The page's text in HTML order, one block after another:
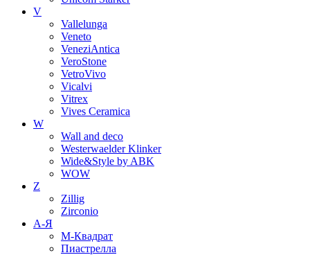
V
Vallelunga
Veneto
VeneziAntica
VeroStone
VetroVivo
Vicalvi
Vitrex
Vives Ceramica
W
Wall and deco
Westerwaelder Klinker
Wide&Style by ABK
WOW
Z
Zillig
Zirconio
А-Я
М-Квадрат
Пиастрелла